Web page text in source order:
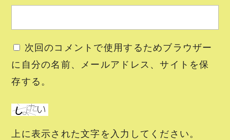
次回のコメントで使用するためブラウザー
に自分の名前、メールアドレス、サイトを保
存する。
上に表示された文字を入力してください。